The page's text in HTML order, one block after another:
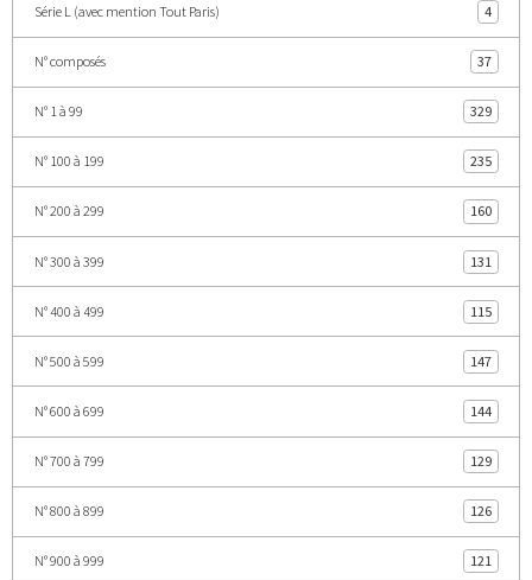
Série L (avec mention Tout Paris) 4
N° composés 37
N° 1 à 99 329
N° 100 à 199 235
N° 200 à 299 160
N° 300 à 399 131
N° 400 à 499 115
N° 500 à 599 147
N° 600 à 699 144
N° 700 à 799 129
N° 800 à 899 126
N° 900 à 999 121